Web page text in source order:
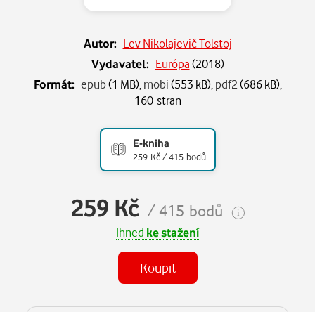
Autor: Lev Nikolajevič Tolstoj
Vydavatel: Európa(2018)
Formát: epub(1 MB), mobi(553 kB), pdf2(686 kB),
160 stran
E-kniha
259 Kč / 415 bodů
259 Kč / 415 bodů
Ihned ke stažení
Koupit